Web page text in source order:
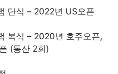
단식 – 2022년 US오픈
복식 – 2020년 호주오픈,
(통산 2회)